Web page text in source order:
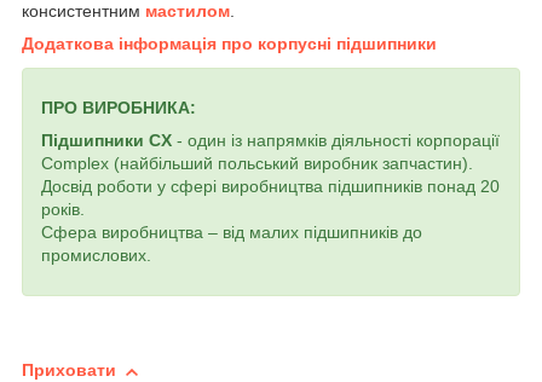
консистентним мастилом.
Додаткова інформація про корпусні підшипники
ПРО ВИРОБНИКА:
Підшипники CX - один із напрямків діяльності корпорації
Complex (найбільший польський виробник запчастин).
Досвід роботи у сфері виробництва підшипників понад 20
років.
Сфера виробництва – від малих підшипників до
промислових.
Приховати